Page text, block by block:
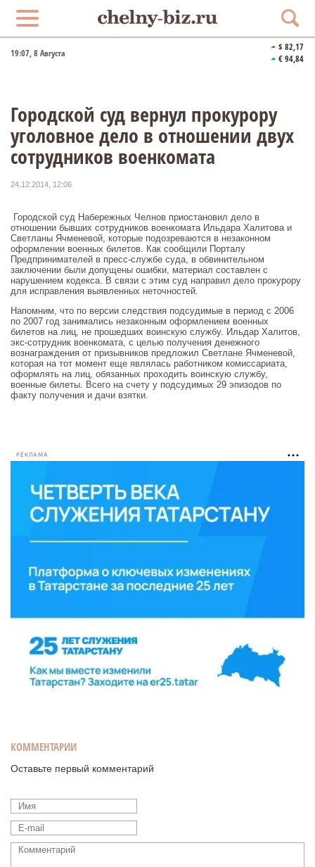
19:07, 8 Августа
$ 82,17
€ 94,84
Городской суд вернул прокурору
уголовное дело в отношении двух
сотрудников военкомата
24.12.2014, 12:06
Городской суд Набережных Челнов приостановил дело в
отношении бывших сотрудников военкомата Ильдара Халитова и
Светланы Ячменевой, которые подозреваются в незаконном
оформлении военных билетов. Как сообщили Порталу
Предпринимателей в пресс-службе суда, в обвинительном
заключении были допущены ошибки, материал составлен с
нарушением кодекса. В связи с этим суд направил дело прокурору
для исправления выявленных неточностей.
Напомним, что по версии следствия подсудимые в период с 2006
по 2007 год занимались незаконным оформлением военных
билетов на лиц, не прошедших воинскую службу. Ильдар Халитов,
экс-сотрудник военкомата, с целью получения денежного
вознаграждения от призывников предложил Светлане Ячменевой,
которая на тот момент еще являлась работником комиссариата,
оформлять на лиц, обязанных проходить воинскую службу,
военные билеты. Всего на счету у подсудимых 29 эпизодов по
факту получения и дачи взятки.
РЕКЛАМА
КОММЕНТАРИИ
Оставьте первый комментарий